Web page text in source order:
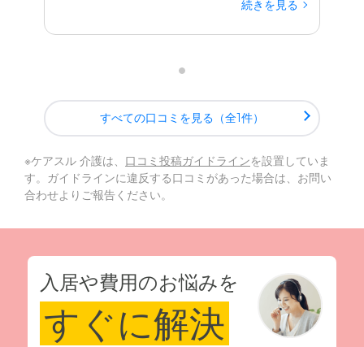
続きを見る
すべての口コミを見る（全1件）
※ケアスル 介護は、 口コミ投稿ガイドラインを設置していま
す。ガイドラインに違反する口コミがあった場合は、お問い
合わせよりご報告ください。
入居や費用のお悩みを
すぐに解決